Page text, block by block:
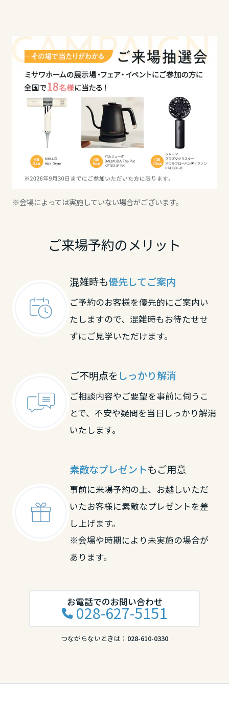
※会場によっては実施していない場合がございます。
ご来場予約のメリット
混雑時も優先してご案内
ご予約のお客様を優先的にご案内い
たしますので、混雑時もお待たせせ
ずにご見学いただけます。
ご不明点を しっかり解消
ご相談内容やご要望を事前に伺うこ
とで、不安や疑問を当日しっかり解消
いたします。
素敵なプレゼントもご用意
事前に来場予約の上、お越しいただ
いたお客様に素敵なプレゼントを差
し上げます。
※会場や時期により未実施の場合が
あります。
お電話でのお問い合わせ
028-627-5151
つながらないときは： 028-610-0330
九州エリア
福岡県
佐賀県
長崎県
熊本県
鹿児島県